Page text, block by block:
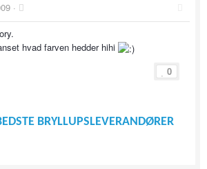
·
hvad farven hedder hihi
0
BRYLLUPSLEVERANDØRER